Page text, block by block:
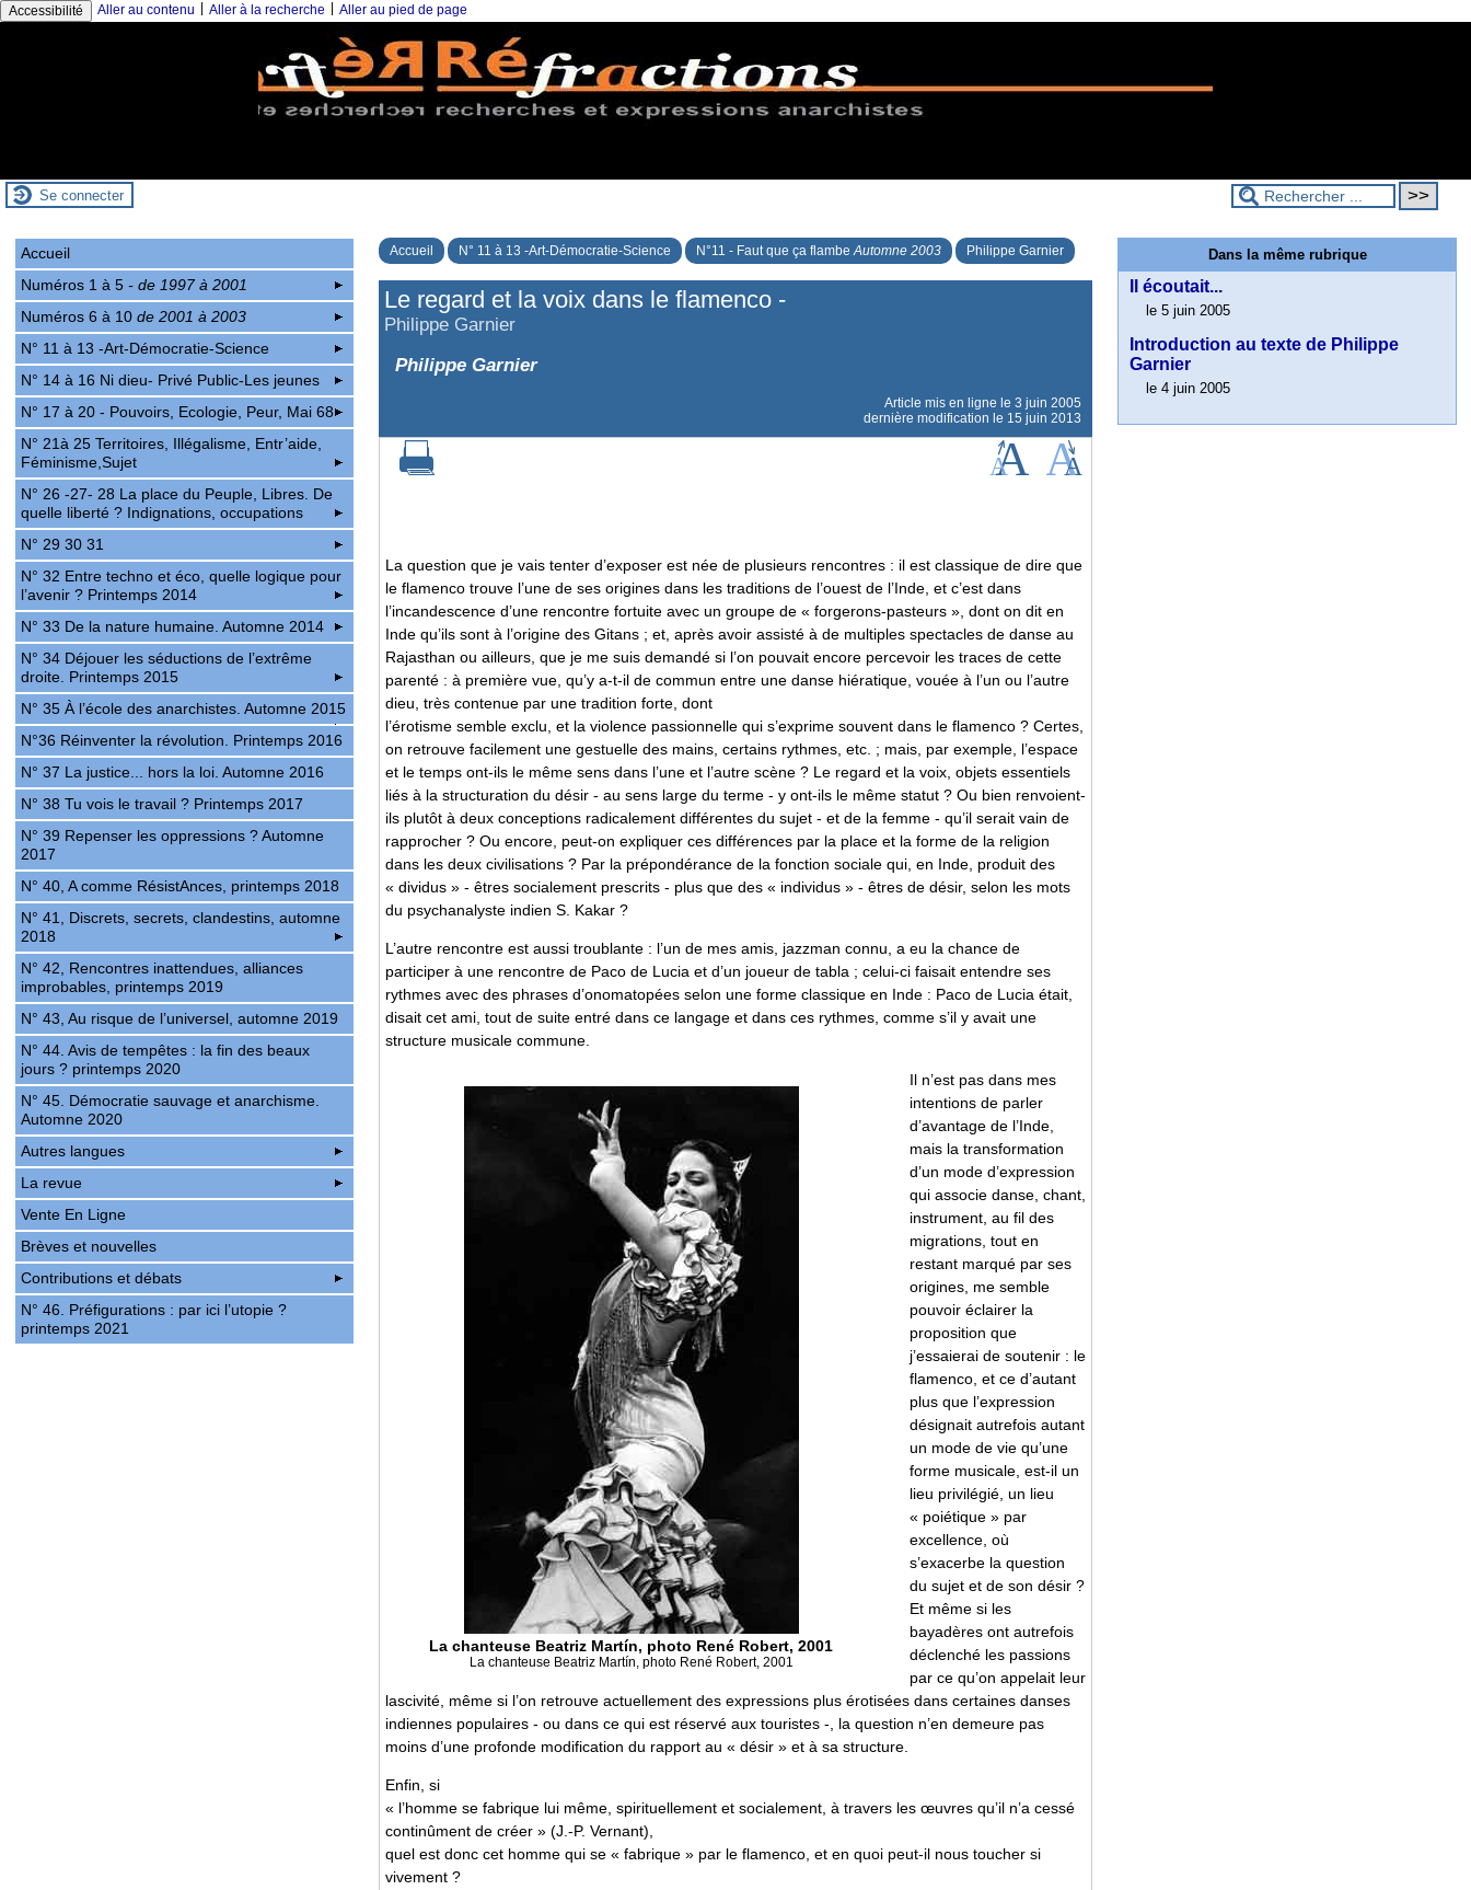
Accessibilité Aller au contenu Aller à la recherche Aller au pied de page
Se connecter
Accueil N° 11 à 13 -Art-Démocratie-Science N°11 - Faut que ça flambeAutomne 2003 Philippe Garnier
Le regard et la voix dans le flamenco -
Philippe Garnier
Philippe Garnier
Article mis en ligne le 3 juin 2005
dernière modification le 15 juin 2013
La question que je vais tenter d’exposer est née de plusieurs rencontres : il est classique de dire que
le flamenco trouve l’une de ses origines dans les traditions de l’ouest de l’Inde, et c’est dans
l’incandescence d’une rencontre fortuite avec un groupe de « forgerons-pasteurs », dont on dit en
Inde qu’ils sont à l’origine des Gitans ; et, après avoir assisté à de multiples spectacles de danse au
Rajasthan ou ailleurs, que je me suis demandé si l’on pouvait encore percevoir les traces de cette
parenté : à première vue, qu’y a-t-il de commun entre une danse hiératique, vouée à l’un ou l’autre
dieu, très contenue par une tradition forte, dont
l’érotisme semble exclu, et la violence passionnelle qui s’exprime souvent dans le flamenco ? Certes,
on retrouve facilement une gestuelle des mains, certains rythmes, etc. ; mais, par exemple, l’espace
et le temps ont-ils le même sens dans l’une et l’autre scène ? Le regard et la voix, objets essentiels
liés à la structuration du désir - au sens large du terme - y ont-ils le même statut ? Ou bien renvoient-
ils plutôt à deux conceptions radicalement différentes du sujet - et de la femme - qu’il serait vain de
rapprocher ? Ou encore, peut-on expliquer ces différences par la place et la forme de la religion
dans les deux civilisations ? Par la prépondérance de la fonction sociale qui, en Inde, produit des
« dividus » - êtres socialement prescrits - plus que des « individus » - êtres de désir, selon les mots
du psychanalyste indien S. Kakar ?
L’autre rencontre est aussi troublante : l’un de mes amis, jazzman connu, a eu la chance de
participer à une rencontre de Paco de Lucia et d’un joueur de tabla ; celui-ci faisait entendre ses
rythmes avec des phrases d’onomatopées selon une forme classique en Inde : Paco de Lucia était,
disait cet ami, tout de suite entré dans ce langage et dans ces rythmes, comme s’il y avait une
structure musicale commune.
La chanteuse Beatriz Martín, photo René Robert, 2001
La chanteuse Beatriz Martín, photo René Robert, 2001
Il n’est pas dans mes
intentions de parler
d’avantage de l’Inde,
mais la transformation
d’un mode d’expression
qui associe danse, chant,
instrument, au fil des
migrations, tout en
restant marqué par ses
origines, me semble
pouvoir éclairer la
proposition que
j’essaierai de soutenir : le
flamenco, et ce d’autant
plus que l’expression
désignait autrefois autant
un mode de vie qu’une
forme musicale, est-il un
lieu privilégié, un lieu
« poiétique » par
excellence, où
s’exacerbe la question
du sujet et de son désir ?
Et même si les
bayadères ont autrefois
déclenché les passions
par ce qu’on appelait leur
lascivité, même si l’on retrouve actuellement des expressions plus érotisées dans certaines danses
indiennes populaires - ou dans ce qui est réservé aux touristes -, la question n’en demeure pas
moins d’une profonde modification du rapport au « désir » et à sa structure.
Enfin, si
« l’homme se fabrique lui même, spirituellement et socialement, à travers les œuvres qu’il n’a cessé
continûment de créer » (J.-P. Vernant),
quel est donc cet homme qui se « fabrique » par le flamenco, et en quoi peut-il nous toucher si
vivement ?
Accueil
Numéros 1 à 5- de 1997 à 2001
Numéros 6 à 10de 2001 à 2003
N° 11 à 13 -Art-Démocratie-Science
N° 14 à 16 Ni dieu- Privé Public-Les jeunes
N° 17 à 20 - Pouvoirs, Ecologie, Peur, Mai 68
N° 21à 25 Territoires, Illégalisme, Entr’aide,
Féminisme,Sujet
N° 26 -27- 28 La place du Peuple, Libres. De
quelle liberté ? Indignations, occupations
N° 29 30 31
N° 32 Entre techno et éco, quelle logique pour
l’avenir ? Printemps 2014
N° 33 De la nature humaine. Automne 2014
N° 34 Déjouer les séductions de l’extrême
droite. Printemps 2015
N° 35 À l’école des anarchistes. Automne 2015
N°36 Réinventer la révolution. Printemps 2016
N° 37 La justice... hors la loi. Automne 2016
N° 38 Tu vois le travail ? Printemps 2017
N° 39 Repenser les oppressions ? Automne
2017
N° 40, A comme RésistAnces, printemps 2018
N° 41, Discrets, secrets, clandestins, automne
2018
N° 42, Rencontres inattendues, alliances
improbables, printemps 2019
N° 43, Au risque de l’universel, automne 2019
N° 44. Avis de tempêtes : la fin des beaux
jours ? printemps 2020
N° 45. Démocratie sauvage et anarchisme.
Automne 2020
Autres langues
La revue
Vente En Ligne
Brèves et nouvelles
Contributions et débats
N° 46. Préfigurations : par ici l’utopie ?
printemps 2021
Dans la même rubrique
Il écoutait...
le 5 juin 2005
Introduction au texte de Philippe
Garnier
le 4 juin 2005